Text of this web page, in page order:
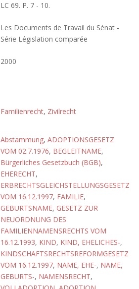
LC 69. P. 7 - 10.
Les Documents de Travail du Sénat -
Série Législation comparée
2000
Familienrecht, Zivilrecht
Abstammung, ADOPTIONSGESETZ
VOM 02.7.1976, BEGLEITNAME,
Bürgerliches Gesetzbuch (BGB),
EHERECHT,
ERBRECHTSGLEICHSTELLUNGSGESETZ
VOM 16.12.1997, FAMILIE,
GEBURTSNAME, GESETZ ZUR
NEUORDNUNG DES
FAMILIENNAMENSRECHTS VOM
16.12.1993, KIND, KIND, EHELICHES-,
KINDSCHAFTSRECHTSREFORMGESETZ
VOM 16.12.1997, NAME, EHE-, NAME,
GEBURTS-, NAMENSRECHT,